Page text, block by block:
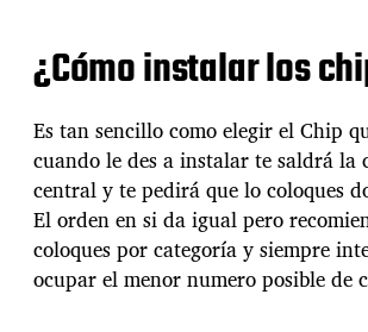
¿Cómo instalar los
Es tan sencillo como elegir el Chip
cuando le des a instalar te saldrá la
central y te pedirá que lo coloques
El orden en si da igual pero
coloques por categoría y siempre
ocupar el menor numero posible de